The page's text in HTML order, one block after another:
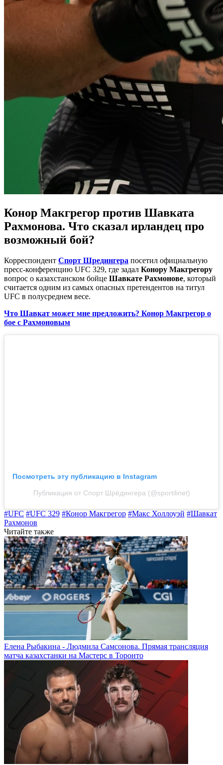
Конор Макгрегор против Шавката
Рахмонова. Что сказал ирландец про
возможный бой?
Корреспондент Спорт Шредингера посетил официальную
пресс-конференцию UFC 329, где задал Конору Макгрегору
вопрос о казахстанском бойце Шавкате Рахмонове, который
считается одним из самых опасных претендентов на титул
UFC в полусреднем весе.
Что Шавкат может мне предложить? Конор Макгрегор о
бое с Рахмоновым
Посмотреть эту публикацию в Instagram
Публикация от Спорт Шрёдингера (@sportilinet)
#UFC #UFC 329 #Конор Макгрегор #Макс Холлоуэй #Шавкат
Рахмонов
Читайте также
Елена Рыбакина - Людмила Самсонова. Прямая трансляция
матча казахстанки на Мастерс в Торонто